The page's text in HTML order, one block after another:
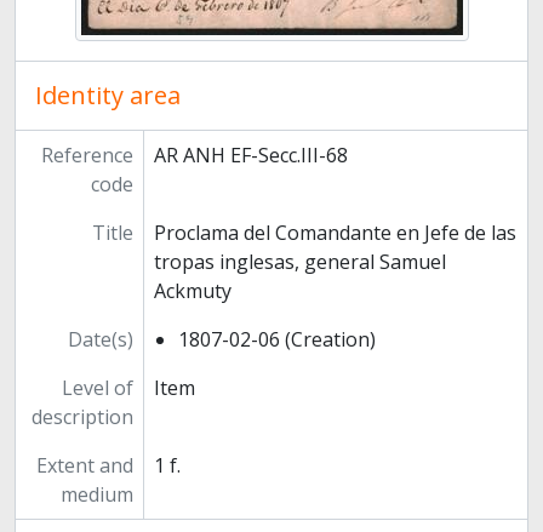
Identity area
Reference
code
AR ANH EF-Secc.III-68
Title
Proclama del Comandante en Jefe de las
tropas inglesas, general Samuel
Ackmuty
Date(s)
1807-02-06 (Creation)
Level of
description
Item
Extent and
medium
1 f.